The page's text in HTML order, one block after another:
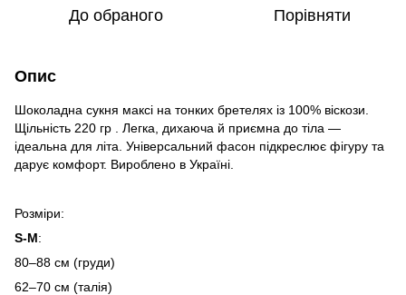
До обраного Порівняти
Опис
Шоколадна сукня максі на тонких бретелях із 100% віскози.
Щільність 220 гр . Легка, дихаюча й приємна до тіла —
ідеальна для літа. Універсальний фасон підкреслює фігуру та
дарує комфорт. Вироблено в Україні.
Розміри:
S-M:
80–88 см (груди)
62–70 см (талія)